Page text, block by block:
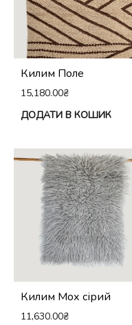
Килим Поле
15,180.00₴
ДОДАТИ В КОШИК
Килим Мох сірий
11,630.00₴